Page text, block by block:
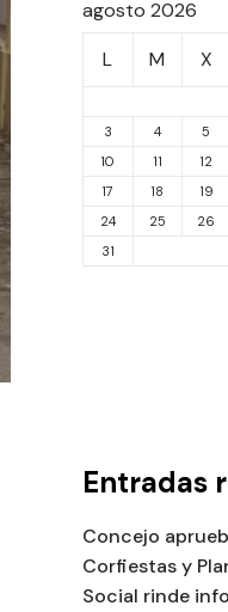
agosto 2026
L
M X
3
4 5
10
11 12
17
18 19
24
25 26
31
Entradas
Concejo
Corfiestas y
Social rinde